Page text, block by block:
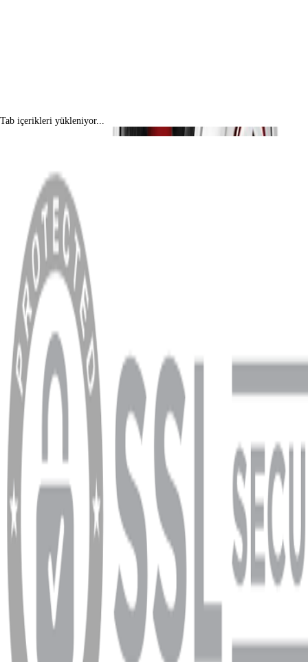
Tab içerikleri yükleniyor...
MENÜ
Anasayfa
Hakkımızda
Blog
MÜŞTERİ HİZMETLERİ
Hesabım
Sipariş Sorgulama
Banka Hesap Bilgileri
YARDIM VE DESTEK
Ödeme ve Teslimat Şartları
Garanti ve İade Şartları
info@dukkanhifi.com
0850 441 40 44
info@dukkanhifi.com 0850 441 40 44
Çalışma Saatleri: Pazartesi - Cuma 09:30 - 19:30, Cumartesi 10:00 - 18:00